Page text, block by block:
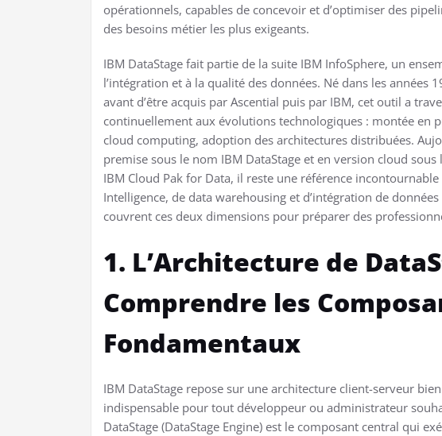
opérationnels, capables de concevoir et d’optimiser des
des besoins métier les plus exigeants.
IBM DataStage fait partie de la suite IBM InfoSphere, un
l’intégration et à la qualité des données. Né dans les années
avant d’être acquis par Ascential puis par IBM, cet outil a
continuellement aux évolutions technologiques : montée en
cloud computing, adoption des architectures distribuées.
premise sous le nom IBM DataStage et en version cloud sous
IBM Cloud Pak for Data, il reste une référence
Intelligence, de data warehousing et d’intégration de
couvrent ces deux dimensions pour préparer des
1. L’Architecture de
Comprendre les
Fondamentaux
IBM DataStage repose sur une architecture client-serveur
indispensable pour tout développeur ou administrateur
DataStage (DataStage Engine) est le composant central qui